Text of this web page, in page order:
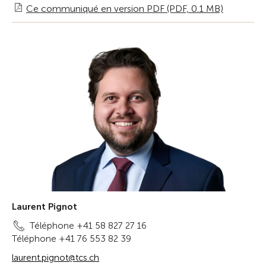
Ce communiqué en version PDF (PDF, 0.1 MB)
Laurent Pignot
Téléphone +41 58 827 27 16
Téléphone +41 76 553 82 39
laurent.pignot@tcs.ch